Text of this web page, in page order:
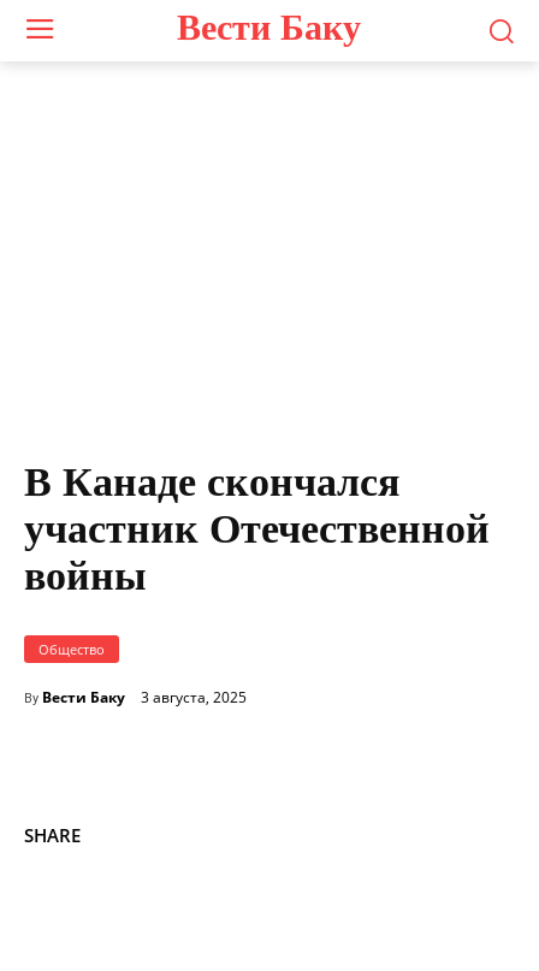
Вести Баку
В Канаде скончался
участник Отечественной
войны
Общество
By Вести Баку 3 августа, 2025
SHARE